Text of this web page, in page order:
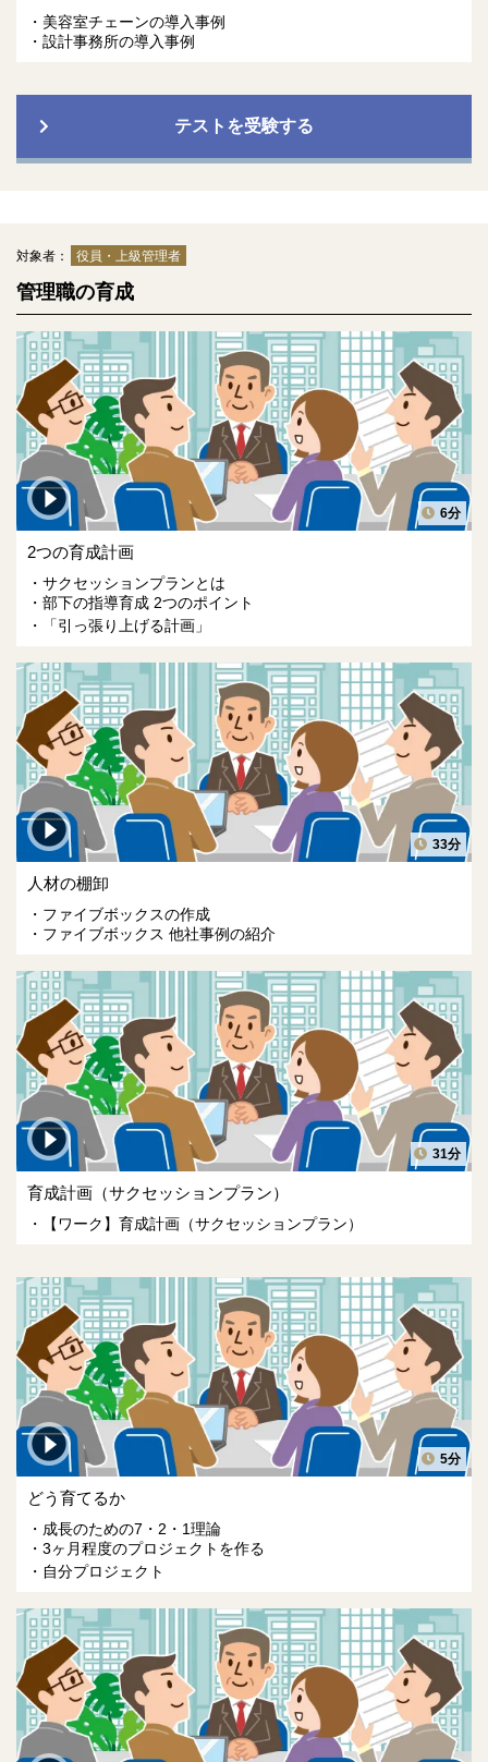
美容室チェーンの導入事例
設計事務所の導入事例
テストを受験する
管理職の育成
対象者： 役員・上級管理者
6分
2つの育成計画
サクセッションプランとは
部下の指導育成 2つのポイント
「引っ張り上げる計画」
33分
人材の棚卸
ファイブボックスの作成
ファイブボックス 他社事例の紹介
31分
育成計画（サクセッションプラン）
【ワーク】育成計画（サクセッションプラン）
5分
どう育てるか
成長のための7・2・1理論
3ヶ月程度のプロジェクトを作る
自分プロジェクト